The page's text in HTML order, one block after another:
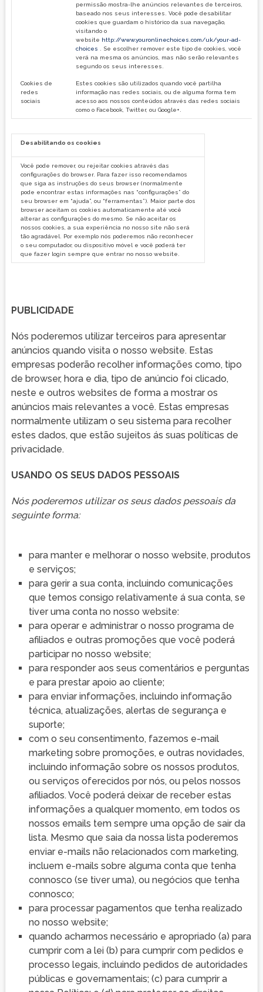
permissão mostra-lhe anúncios relevantes de terceiros,
baseado nos seus interesses. Você pode desabilitar
cookies que guardam o histórico da sua navegação,
visitando o
website http://www.youronlinechoices.com/uk/your-ad-
choices . Se escolher remover este tipo de cookies, você
verá na mesma os anúncios, mas não serão relevantes
segundo os seus interesses.
Cookies de
redes
sociais
Estes cookies são utilizados quando você partilha
informação nas redes sociais, ou de alguma forma tem
acesso aos nossos conteúdos através das redes sociais
como o Facebook, Twitter, ou Google+.
Desabilitando os cookies
Você pode remover, ou rejeitar cookies através das
configurações do browser. Para fazer isso recomendamos
que siga as instruções do seus browser (normalmente
pode encontrar estas informações nas “configurações” do
seu browser em “ajuda”, ou “ferramentas”). Maior parte dos
browser aceitam os cookies automaticamente até você
alterar as configurações do mesmo. Se não aceitar os
nossos cookies, a sua experiência no nosso site não será
tão agradável. Por exemplo nós poderemos não reconhecer
o seu computador, ou dispositivo móvel e você poderá ter
que fazer login sempre que entrar no nosso website.
PUBLICIDADE
Nós poderemos utilizar terceiros para apresentar
anúncios quando visita o nosso website. Estas
empresas poderão recolher informações como, tipo
de browser, hora e dia, tipo de anúncio foi clicado,
neste e outros websites de forma a mostrar os
anúncios mais relevantes a você. Estas empresas
normalmente utilizam o seu sistema para recolher
estes dados, que estão sujeitos ás suas políticas de
privacidade.
USANDO OS SEUS DADOS PESSOAIS
Nós poderemos utilizar os seus dados pessoais da
seguinte forma:
para manter e melhorar o nosso website, produtos
e serviços;
para gerir a sua conta, incluindo comunicações
que temos consigo relativamente á sua conta, se
tiver uma conta no nosso website:
para operar e administrar o nosso programa de
afiliados e outras promoções que você poderá
participar no nosso website;
para responder aos seus comentários e perguntas
e para prestar apoio ao cliente;
para enviar informações, incluindo informação
técnica, atualizações, alertas de segurança e
suporte;
com o seu consentimento, fazemos e-mail
marketing sobre promoções, e outras novidades,
incluindo informação sobre os nossos produtos,
ou serviços oferecidos por nós, ou pelos nossos
afiliados. Você poderá deixar de receber estas
informações a qualquer momento, em todos os
nossos emails tem sempre uma opção de sair da
lista. Mesmo que saia da nossa lista poderemos
enviar e-mails não relacionados com marketing,
incluem e-mails sobre alguma conta que tenha
connosco (se tiver uma), ou negócios que tenha
connosco;
para processar pagamentos que tenha realizado
no nosso website;
quando acharmos necessário e apropriado (a) para
cumprir com a lei (b) para cumprir com pedidos e
processo legais, incluindo pedidos de autoridades
públicas e governamentais; (c) para cumprir a